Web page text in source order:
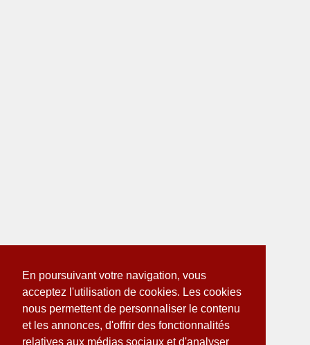
En poursuivant votre navigation, vous
acceptez l'utilisation de cookies. Les cookies
nous permettent de personnaliser le contenu
et les annonces, d'offrir des fonctionnalités
relatives aux médias sociaux et d'analyser